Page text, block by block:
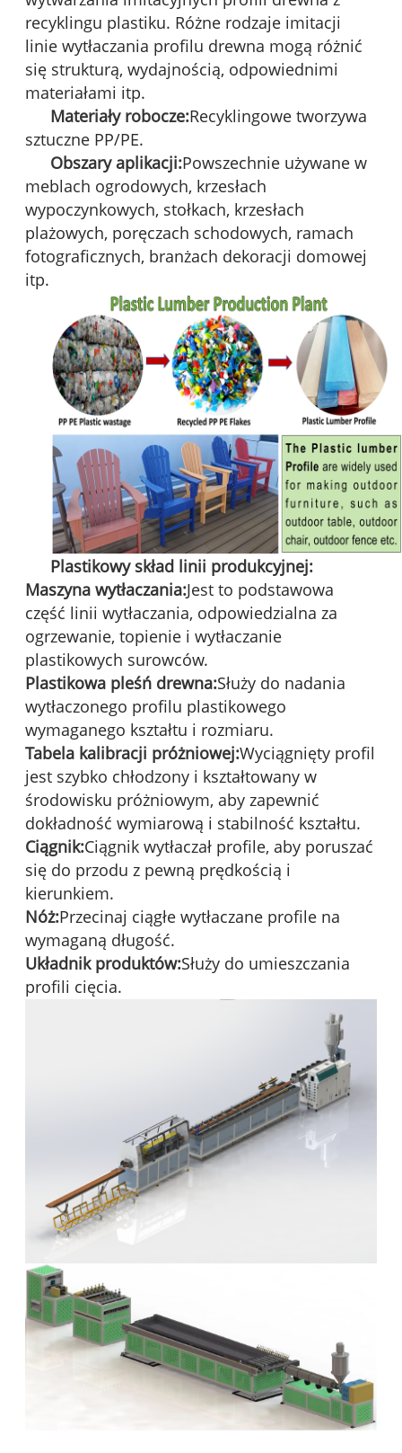
recyklingu plastiku. Różne rodzaje imitacji
linie wytłaczania profilu drewna mogą różnić
się strukturą, wydajnością, odpowiednimi
materiałami itp.
Materiały robocze:Recyklingowe tworzywa
sztuczne PP/PE.
Obszary aplikacji:Powszechnie używane w
meblach ogrodowych, krzesłach
wypoczynkowych, stołkach, krzesłach
plażowych, poręczach schodowych, ramach
fotograficznych, branżach dekoracji domowej
itp.
Plastikowy skład linii produkcyjnej:
Maszyna wytłaczania:Jest to podstawowa
część linii wytłaczania, odpowiedzialna za
ogrzewanie, topienie i wytłaczanie
plastikowych surowców.
Plastikowa pleśń drewna:Służy do nadania
wytłaczonego profilu plastikowego
wymaganego kształtu i rozmiaru.
Tabela kalibracji próżniowej:Wyciągnięty profil
jest szybko chłodzony i kształtowany w
środowisku próżniowym, aby zapewnić
dokładność wymiarową i stabilność kształtu.
Ciągnik:Ciągnik wytłaczał profile, aby poruszać
się do przodu z pewną prędkością i
kierunkiem.
Nóż:Przecinaj ciągłe wytłaczane profile na
wymaganą długość.
Układnik produktów:Służy do umieszczania
profili cięcia.